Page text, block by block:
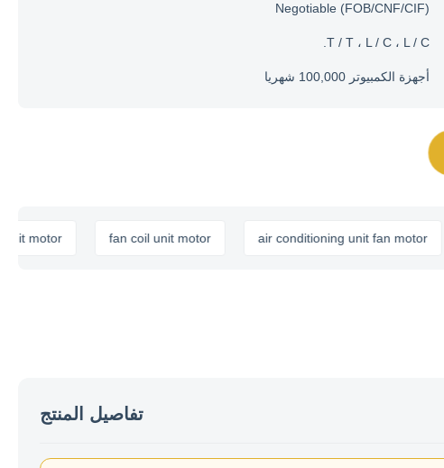
Negotiable (FOB/CNF/CIF)
T / T ، L / C ، L / C.
أجهزة الكمبيوتر 100,000 شهريا
air conditioning unit fan motor
fan coil unit motor
تفاصيل المنتج